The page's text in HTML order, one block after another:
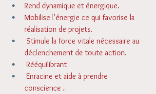
Rend dynamique et énergique.
Mobilise l’énergie ce qui favorise la
réalisation de projets.
déclenchement de toute action.
Rééquilibrant
conscience .